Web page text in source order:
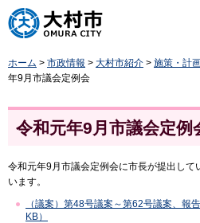
大村市
ホーム > 市政情報 > 大村市紹介 > 施策・計
年9月市議会定例会
令和元年9月市議会定例
令和元年9月市議会定例会に市長が提出して
います。
（議案）第48号議案～第62号議案、報
KB）